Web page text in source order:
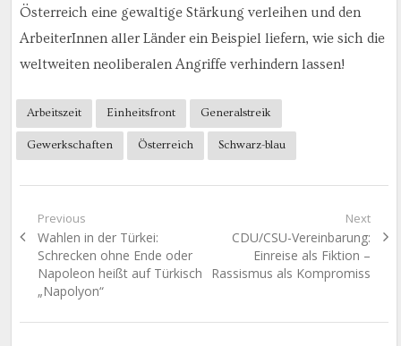
Österreich eine gewaltige Stärkung verleihen und den
ArbeiterInnen aller Länder ein Beispiel liefern, wie sich die
weltweiten neoliberalen Angriffe verhindern lassen!
Arbeitszeit Einheitsfront Generalstreik
Gewerkschaften Österreich Schwarz-blau
Beitragsnavigation
Previous
Previous
post:
Wahlen in der Türkei:
Schrecken ohne Ende oder
Napoleon heißt auf Türkisch
„Napolyon“
Next
Next
post:
CDU/CSU-Vereinbarung:
Einreise als Fiktion –
Rassismus als Kompromiss